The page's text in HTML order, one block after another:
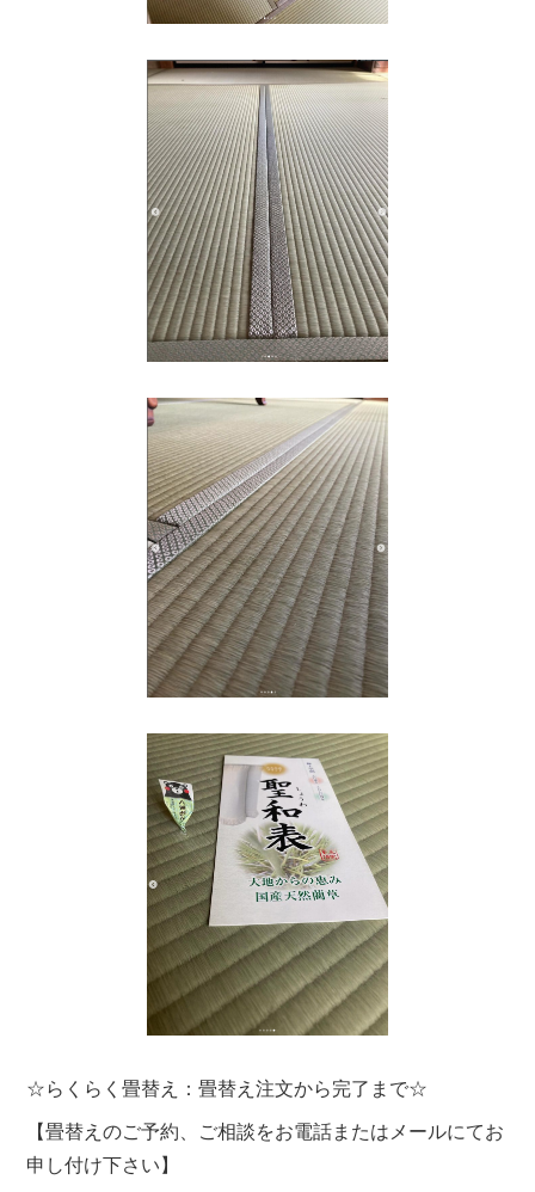
☆らくらく畳替え：畳替え注文から完了まで☆
【畳替えのご予約、ご相談をお電話またはメールにてお
申し付け下さい】